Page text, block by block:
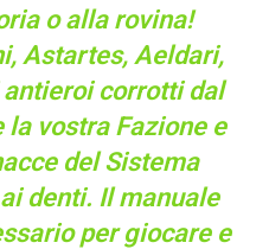
o alla rovina!
Astartes, Aeldari,
corrotti dal
vostra Fazione e
del Sistema
denti. Il manuale
per giocare e